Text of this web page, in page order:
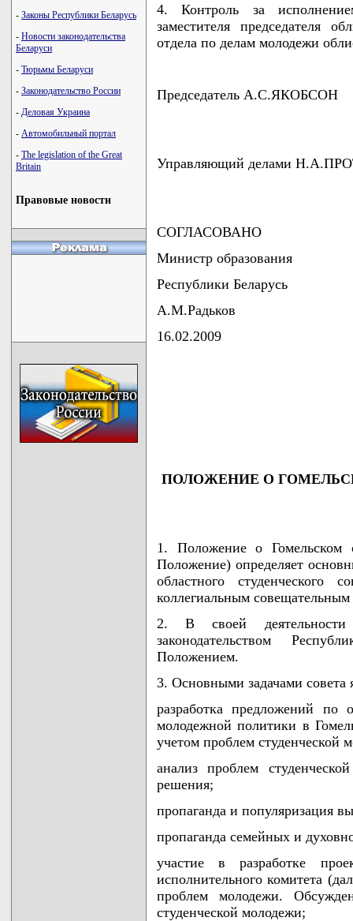
- Законы Республики Беларусь
- Новости законодательства
Беларуси
- Тюрьмы Беларуси
- Законодательство России
- Деловая Украина
- Автомобильный портал
- The legislation of the Great
Britain
Правовые новости
4. Контроль за
заместителя председателя
отдела по делам молодежи
Председатель А.С.ЯКОБСОН
Управляющий делами
СОГЛАСОВАНО
Министр образования
Республики Беларусь
А.М.Радьков
16.02.2009
ПОЛОЖЕНИЕ О
1. Положение о Гомельском
Положение) определяет
областного студенческого
коллегиальным
2. В своей деятельности
законодательством
Положением.
3. Основными задачами совета
разработка предложений по
молодежной политики в
учетом проблем студенческой
анализ проблем
решения;
пропаганда и популяризация
пропаганда семейных и
участие в разработке
исполнительного комитета
проблем молодежи.
студенческой молодежи;